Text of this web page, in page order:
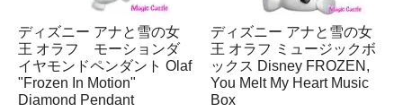
ディズニー アナと雪の女
王 オラフ モーションダ
イヤモンドペンダント Olaf
"Frozen In Motion"
Diamond Pendant
ディズニー アナと雪の女
王 オラフ ミュージックボ
ックス Disney FROZEN,
You Melt My Heart Music
Box